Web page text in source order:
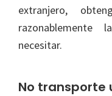
extranjero,
razonablemente
necesitar.
No transporte